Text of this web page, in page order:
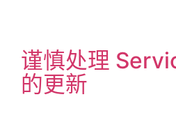
谨慎处理
的更新